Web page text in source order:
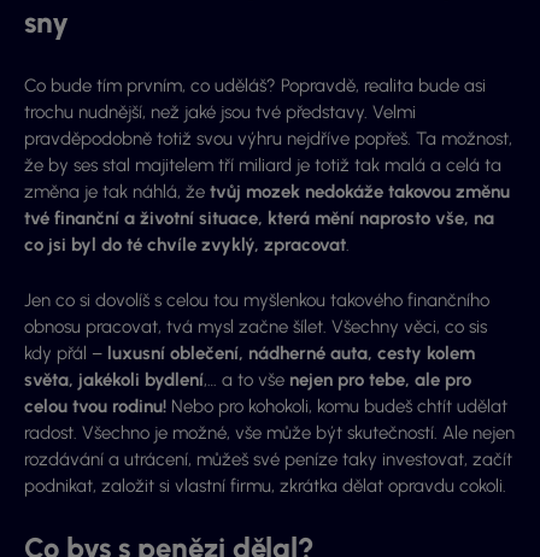
sny
Co bude tím prvním, co uděláš? Popravdě, realita bude asi
trochu nudnější, než jaké jsou tvé představy. Velmi
pravděpodobně totiž svou výhru nejdříve popřeš. Ta možnost,
že by ses stal majitelem tří miliard je totiž tak malá a celá ta
změna je tak náhlá, že tvůj mozek nedokáže takovou změnu
tvé finanční a životní situace, která mění naprosto vše, na
co jsi byl do té chvíle zvyklý, zpracovat.
Jen co si dovolíš s celou tou myšlenkou takového finančního
obnosu pracovat, tvá mysl začne šílet. Všechny věci, co sis
kdy přál – luxusní oblečení, nádherné auta, cesty kolem
světa, jakékoli bydlení,… a to vše nejen pro tebe, ale pro
celou tvou rodinu! Nebo pro kohokoli, komu budeš chtít udělat
radost. Všechno je možné, vše může být skutečností. Ale nejen
rozdávání a utrácení, můžeš své peníze taky investovat, začít
podnikat, založit si vlastní firmu, zkrátka dělat opravdu cokoli.
Co bys s penězi dělal?